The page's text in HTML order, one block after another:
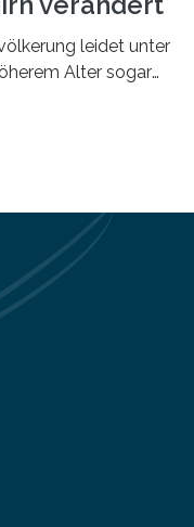
leidet unter
Alter sogar
Schlafdefizit:
Metastudie
Gehirnregionen
der Studie